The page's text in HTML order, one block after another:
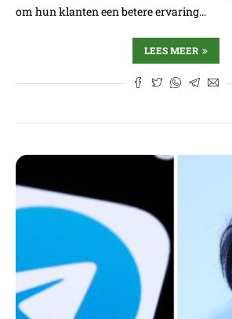
om hun klanten een betere ervaring…
LEES MEER